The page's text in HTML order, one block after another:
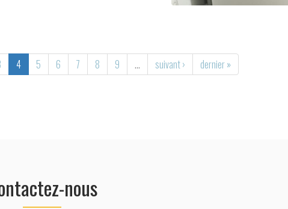
4 5 6 7 8 9 … suivant › dernier »
nous